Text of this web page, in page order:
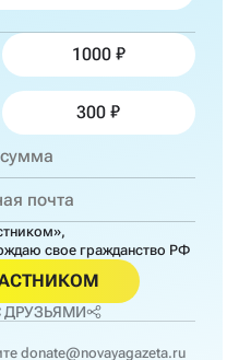
1000
300
свое гражданство РФ
ДРУЗЬЯМИ
donate@novayagazeta.ru